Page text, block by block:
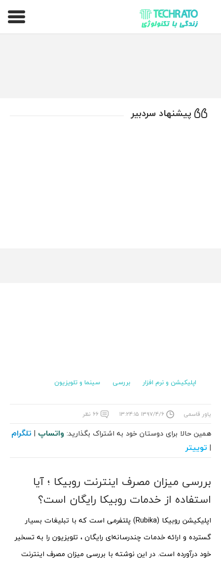
تکراتو – زندگی با تکنولوژی
پیشنهاد سردبیر
اپلیکیشن و نرم افزار بررسی سینما و تلویزیون
یاور قاسمی ۱۳۹۷/۴/۶ ۱۳:۲۴:۱۵ ۶۶ نظر
همین حالا برای دوستان خود به اشتراک بگذارید: واتساپ | تلگرام
| توییتر
بررسی میزان مصرف اینترنت روبیکا ؛ آیا
استفاده از خدمات روبیکا رایگان است؟
اپلیکیشن روبیکا (Rubika) پلتفرمی است که با تبلیغات بسیار
گسترده و ارائه خدمات چندرسانه‌ای رایگان ، تلویزیون را به تسخیر
خود درآورده است. در این نوشته با بررسی میزان مصرف اینترنت